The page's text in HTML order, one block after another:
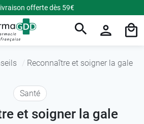
offerte dès 59€
Reconnaître et soigner la gale
Santé
et soigner la gale